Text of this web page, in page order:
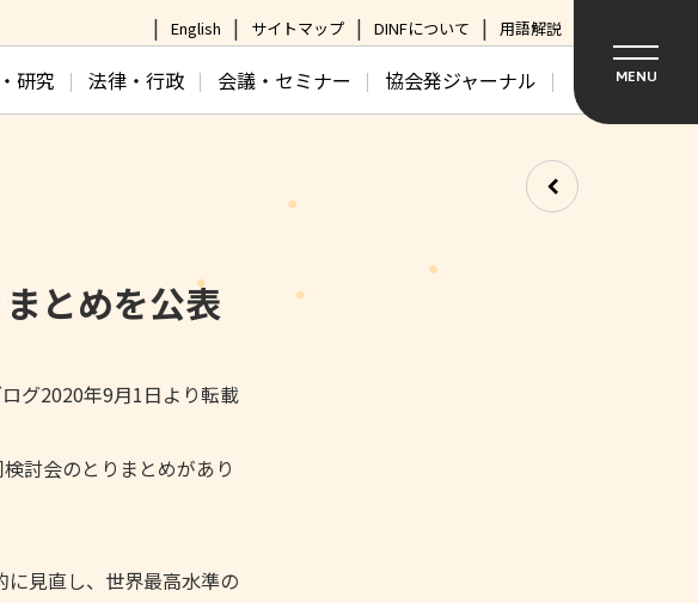
English サイトマップ DINFについて 用語解説
研究 法律・行政 会議・セミナー 協会発ジャーナル MENU
とめを公表
グ2020年9月1日より転載
討会のとりまとめがあり
見直し、世界最高水準の